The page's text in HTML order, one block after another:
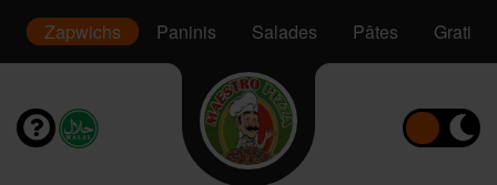
Zapwichs Paninis Salades Pâtes Gratins